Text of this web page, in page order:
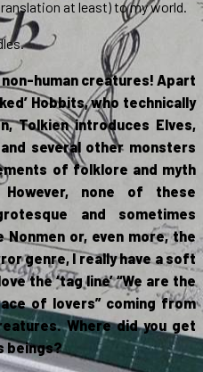
at least) to my world.
human creatures! Apart
Hobbits, who technically
Tolkien introduces Elves,
several other monsters
of folklore and myth
none of these
and sometimes
or, even more, the
genre, I really have a soft
the ‘tag line’ “We are the
of lovers” coming from
Where did you get
beings?